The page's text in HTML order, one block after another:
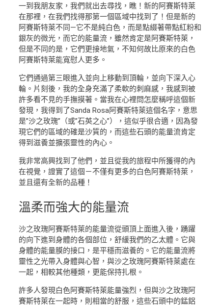
一到我朋友家，我們就出去尋找，瞧！新的阿賽斯特萊
在那裡，在我們找得那第一個區域中找到了！但是新的
阿賽斯特萊不同—它不是純白色，而是點綴著帶點紅粉和
銀灰的微光，而它的能量流，雖然肯定是阿賽斯特萊，
但是不同的是，它們更接地氣，不知何故比原來的白色
阿賽斯特萊能寬慰人更多。
它們通過第三眼進入並向上移動到頂輪，並向下深入心
輪。片刻後，我的全身充滿了柔軟的刺麻感，我感到被
許多看不見的手撫摸著。當我在心裡問怎麼稱呼這個新
發現，我得到了Sanda Rosa阿賽斯特萊這個名字，意思
是”沙之玫瑰”（或”石英之心”），這似乎很合適，因為發
現它們的區域的確是沙質的，而這些石頭的能量流肯定
得到滋養並擴張靈性的內心。
我非常高興找到了他們，並且從我的旅程中所獲得的內
在視覺，證實了這個－不僅有更多的白色阿賽斯特萊，
並且還有全新的品種！
溫柔而強大的能量流
沙之玫瑰阿賽斯特萊的能量流從頭頂上面進入後，踴躍
的向下進到身體的各個部位，舒緩我們的乙太體。它與
身體的能量膜的接口，是平穩而滋養的。它的能量流將
靈性之光帶入身體與心智，與沙之玫瑰阿賽斯特萊處在
一起，相較其他種類，更能保持扎根。
許多人發現白色阿賽斯特萊能量強烈，但與沙之玫瑰阿
賽斯特萊在一起時，則相當的舒服，這些石頭中的錳鋁